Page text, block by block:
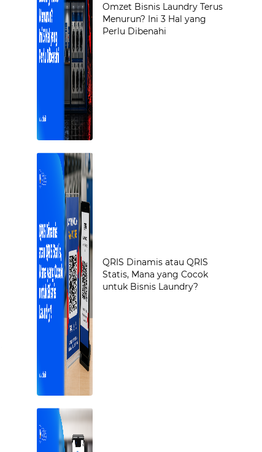
Omzet Bisnis Laundry Terus
Menurun? Ini 3 Hal yang
Perlu Dibenahi
QRIS Dinamis atau QRIS
Statis, Mana yang Cocok
untuk Bisnis Laundry?